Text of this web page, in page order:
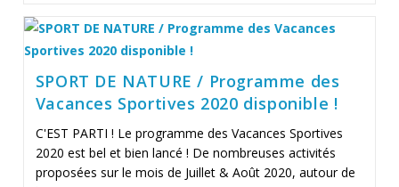
SPORT DE NATURE / Programme des
Vacances Sportives 2020 disponible !
C'EST PARTI ! Le programme des Vacances Sportives
2020 est bel et bien lancé ! De nombreuses activités
proposées sur le mois de Juillet & Août 2020, autour de